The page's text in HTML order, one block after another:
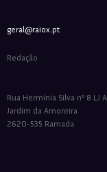
geral@raiox.pt
Redação
Rua Hermínia Silva nº 8 LJ A,
Jardim da Amoreira
2620-535 Ramada